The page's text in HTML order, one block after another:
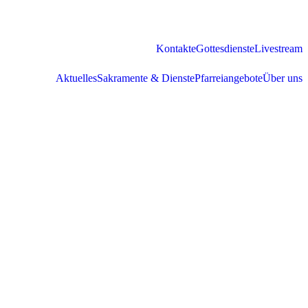
KontakteGottesdiensteLivestream
AktuellesSakramente & DienstePfarreiangeboteÜber uns